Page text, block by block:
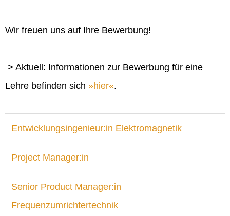
Wir freuen uns auf Ihre Bewerbung!
> Aktuell: Informationen zur Bewerbung für eine
Lehre befinden sich
hier .
Entwicklungsingenieur:in Elektromagnetik
Project Manager:in
Senior Product Manager:in
Frequenzumrichtertechnik